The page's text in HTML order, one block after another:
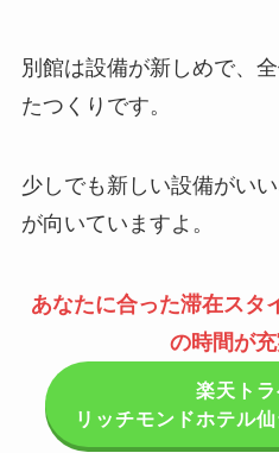
別館は設備が新しめで、
たつくりです。
少しでも新しい設備がい
が向いていますよ。
あなたに合った滞在スタ
の時間が充
楽天ト
リッチモンドホテル